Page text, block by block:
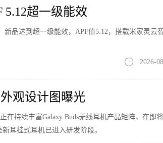
5.12超一级能效
品达到超一级能效，APF值5.12，搭载米家灵云
2026-
观设计图曝光
在持续丰富Galaxy Buds无线耳机产品矩阵，在即
耳挂式耳机已进入研发阶段。